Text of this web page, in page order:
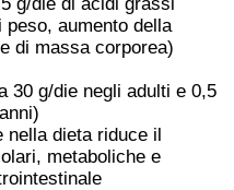
aumento della
di massa corporea)
30 g/die negli adulti e 0,5
nella dieta riduce il
metaboliche e